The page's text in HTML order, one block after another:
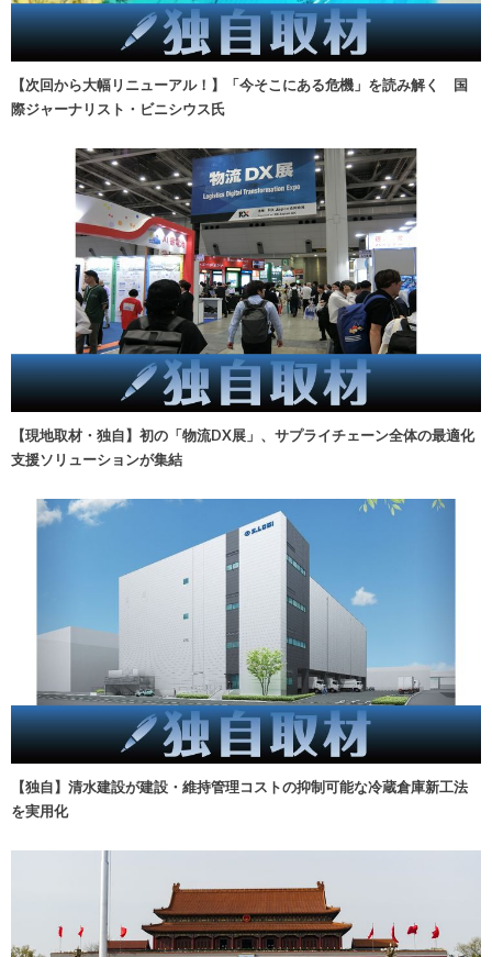
【次回から大幅リニューアル！】「今そこにある危機」を読み解く 国
際ジャーナリスト・ビニシウス氏
【現地取材・独自】初の「物流DX展」、サプライチェーン全体の最適化
支援ソリューションが集結
【独自】清水建設が建設・維持管理コストの抑制可能な冷蔵倉庫新工法
を実用化